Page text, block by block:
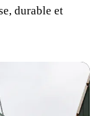
durable et